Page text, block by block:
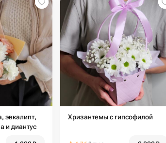
эвкалипт,
и диантус
Хризантемы с гипсофилой